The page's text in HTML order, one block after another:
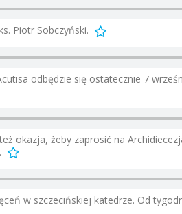
Piotr Sobczyński.
odbędzie się ostatecznie 7
okazja, żeby zaprosić na
w szczecińskiej katedrze. Od